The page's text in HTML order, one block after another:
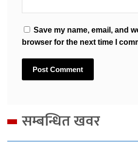
Save my name, email, and
browser for the next time I
सम्बन्धित खवर